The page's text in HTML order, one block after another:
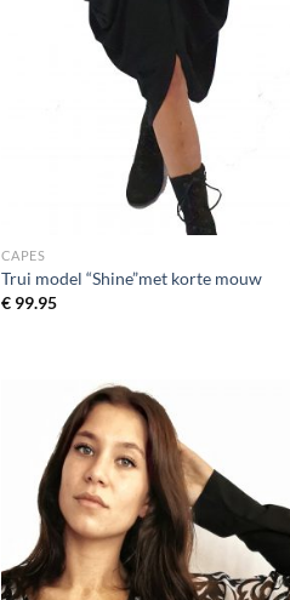
CAPES
Trui model “Shine”met korte mouw
€99.95
wenslijst